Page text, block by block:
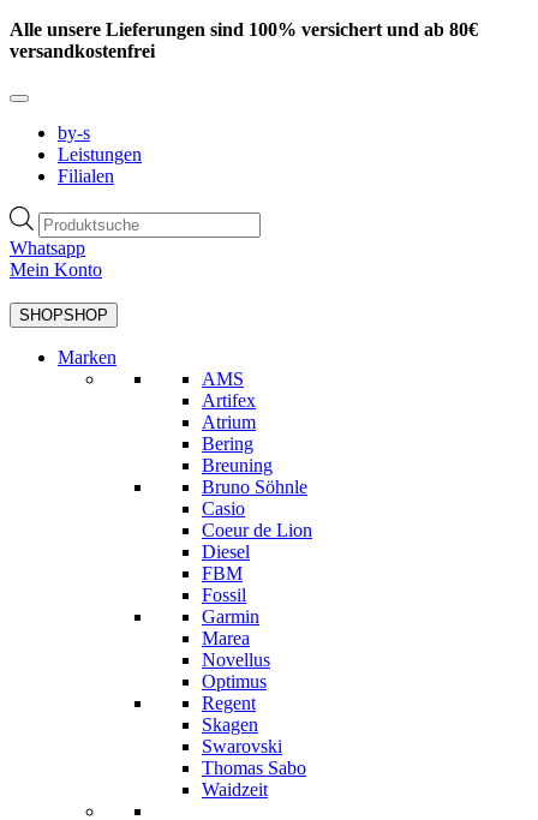
Zum
Inhalt
Alle unsere Lieferungen sind 100% versichert und ab 80€
versandkostenfrei
by-s
Leistungen
Filialen
Products
search
Whatsapp
Mein Konto
SHOPSHOP
Marken
AMS
Artifex
Atrium
Bering
Breuning
Bruno Söhnle
Casio
Coeur de Lion
Diesel
FBM
Fossil
Garmin
Marea
Novellus
Optimus
Regent
Skagen
Swarovski
Thomas Sabo
Waidzeit